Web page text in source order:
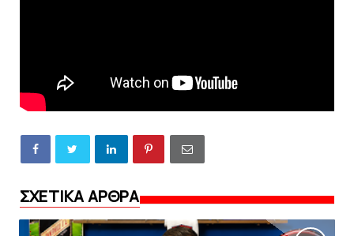
ΣΧΕΤΙΚΑ ΑΡΘΡΑ